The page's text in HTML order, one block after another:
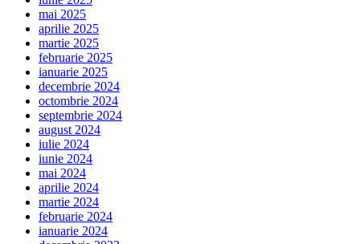
mai 2025
aprilie 2025
martie 2025
februarie 2025
ianuarie 2025
decembrie 2024
octombrie 2024
septembrie 2024
august 2024
iulie 2024
iunie 2024
mai 2024
aprilie 2024
martie 2024
februarie 2024
ianuarie 2024